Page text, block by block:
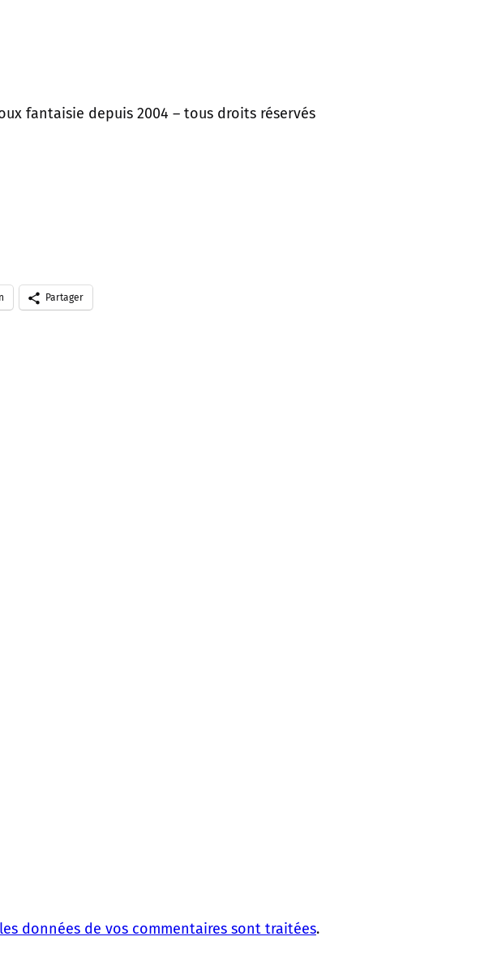
fantaisie depuis 2004 – tous droits réservés
Partager
données de vos commentaires sont traitées.